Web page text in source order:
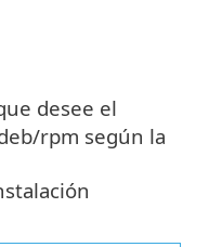
desee el
rpm según la